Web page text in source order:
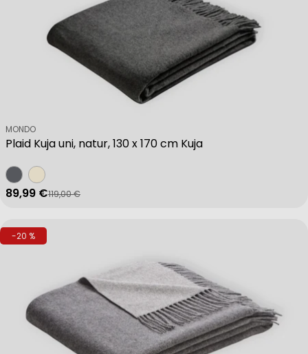
Plaid Kuja uni, natur, 130 x 170 cm Kuja
Verkäufer:
MONDO
Verkaufspreis
89,99 €
Regulärer Preis
119,00 €
-20 %